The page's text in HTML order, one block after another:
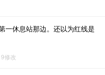
一休息站那边。还以为红线是
修改